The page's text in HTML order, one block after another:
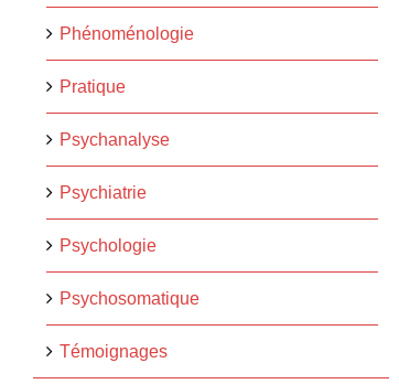
Phénoménologie
Pratique
Psychanalyse
Psychiatrie
Psychologie
Psychosomatique
Témoignages